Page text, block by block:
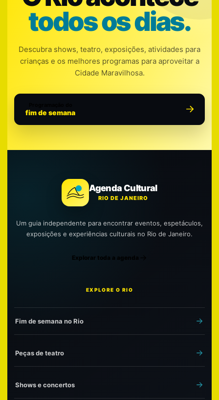
todos os dias.
Descubra shows, teatro, exposições, atividades para
crianças e os melhores programas para aproveitar a
Cidade Maravilhosa.
fim de semana
Agenda Cultural
RIO DE JANEIRO
Um guia independente para encontrar eventos, espetáculos,
exposições e experiências culturais no Rio de Janeiro.
Explorar toda a agenda
EXPLORE O RIO
Fim de semana no Rio
Peças de teatro
Shows e concertos